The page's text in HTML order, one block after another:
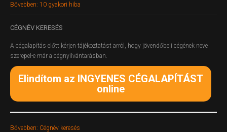
Bővebben: 10 gyakori hiba
CÉGNÉV KERESÉS
A cégalapítás előtt kérjen tájékoztatást arról, hogy jövendőbeli cégének neve
szerepel-e már a cégnyilvántarásban.
Elindítom az INGYENES CÉGALAPÍTÁST
online
Bővebben: Cégnév keresés